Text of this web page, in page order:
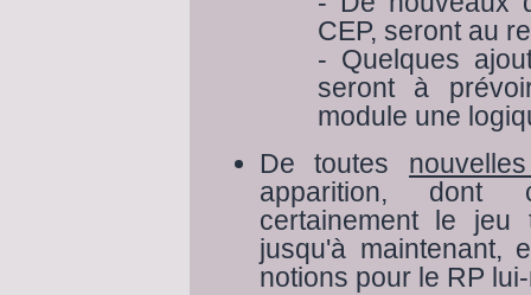
CEP, seront au
- Quelques
seront à
module une
De toutes
apparition, dont
certainement le
jusqu'à maintenant,
notions pour le RP